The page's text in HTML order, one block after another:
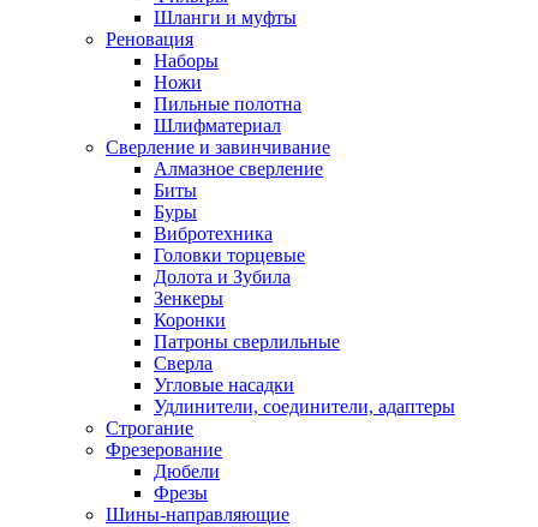
Шланги и муфты
Реновация
Наборы
Ножи
Пильные полотна
Шлифматериал
Сверление и завинчивание
Алмазное сверление
Биты
Буры
Вибротехника
Головки торцевые
Долота и Зубила
Зенкеры
Коронки
Патроны сверлильные
Сверла
Угловые насадки
Удлинители, соединители, адаптеры
Строгание
Фрезерование
Дюбели
Фрезы
Шины-направляющие